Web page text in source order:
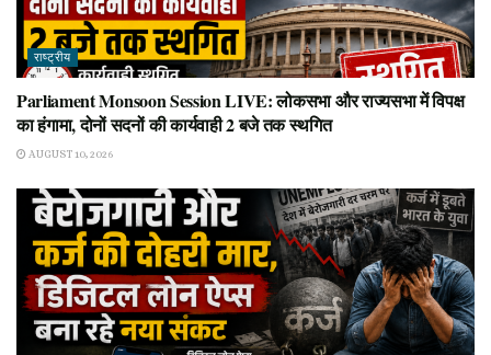
राष्ट्रीय
Parliament Monsoon Session LIVE: लोकसभा और राज्यसभा में विपक्ष
का हंगामा, दोनों सदनों की कार्यवाही 2 बजे तक स्थगित
AUGUST 10, 2026